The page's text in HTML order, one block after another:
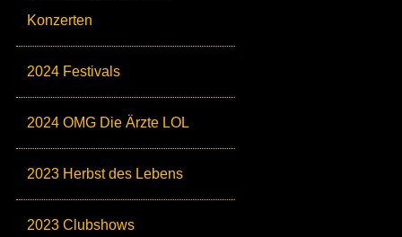
Konzerten
2024 Festivals
2024 OMG Die Ärzte LOL
2023 Herbst des Lebens
2023 Clubshows